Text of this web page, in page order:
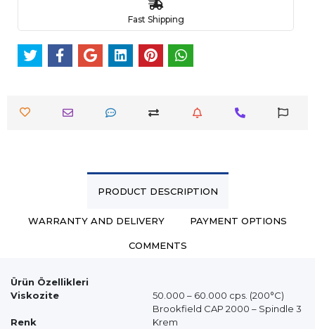
Fast Shipping
PRODUCT DESCRIPTION
WARRANTY AND DELIVERY PAYMENT OPTIONS
COMMENTS
Ürün Özellikleri
Viskozite
50.000 – 60.000 cps. (200°C)
Brookfield CAP 2000 – Spindle 3
Renk
Krem